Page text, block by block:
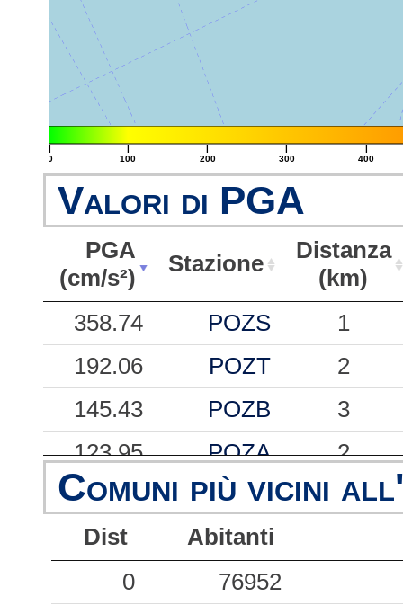
|
0
|
100
|
200
|
300
|
400
Valori di PGA
PGA
(cm/s²)
Stazione
Distanza
(km)
PGA
(cm/s²)
Stazione
Distanza
(km)
358.74 POZS
1
192.06
POZT
2
145.43
POZB
3
123.95
POZA
2
108.29
POZU
3
105.42
POZM
90.96
NABA
Comuni più vicini
Dist
Abitanti
0
76952